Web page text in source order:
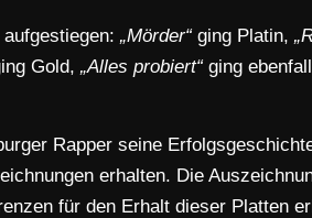
„Mörder“ ging Platin,
Gold, „Alles probiert“ ging
Rapper seine
erhalten. Die
für den Erhalt dieser Platten